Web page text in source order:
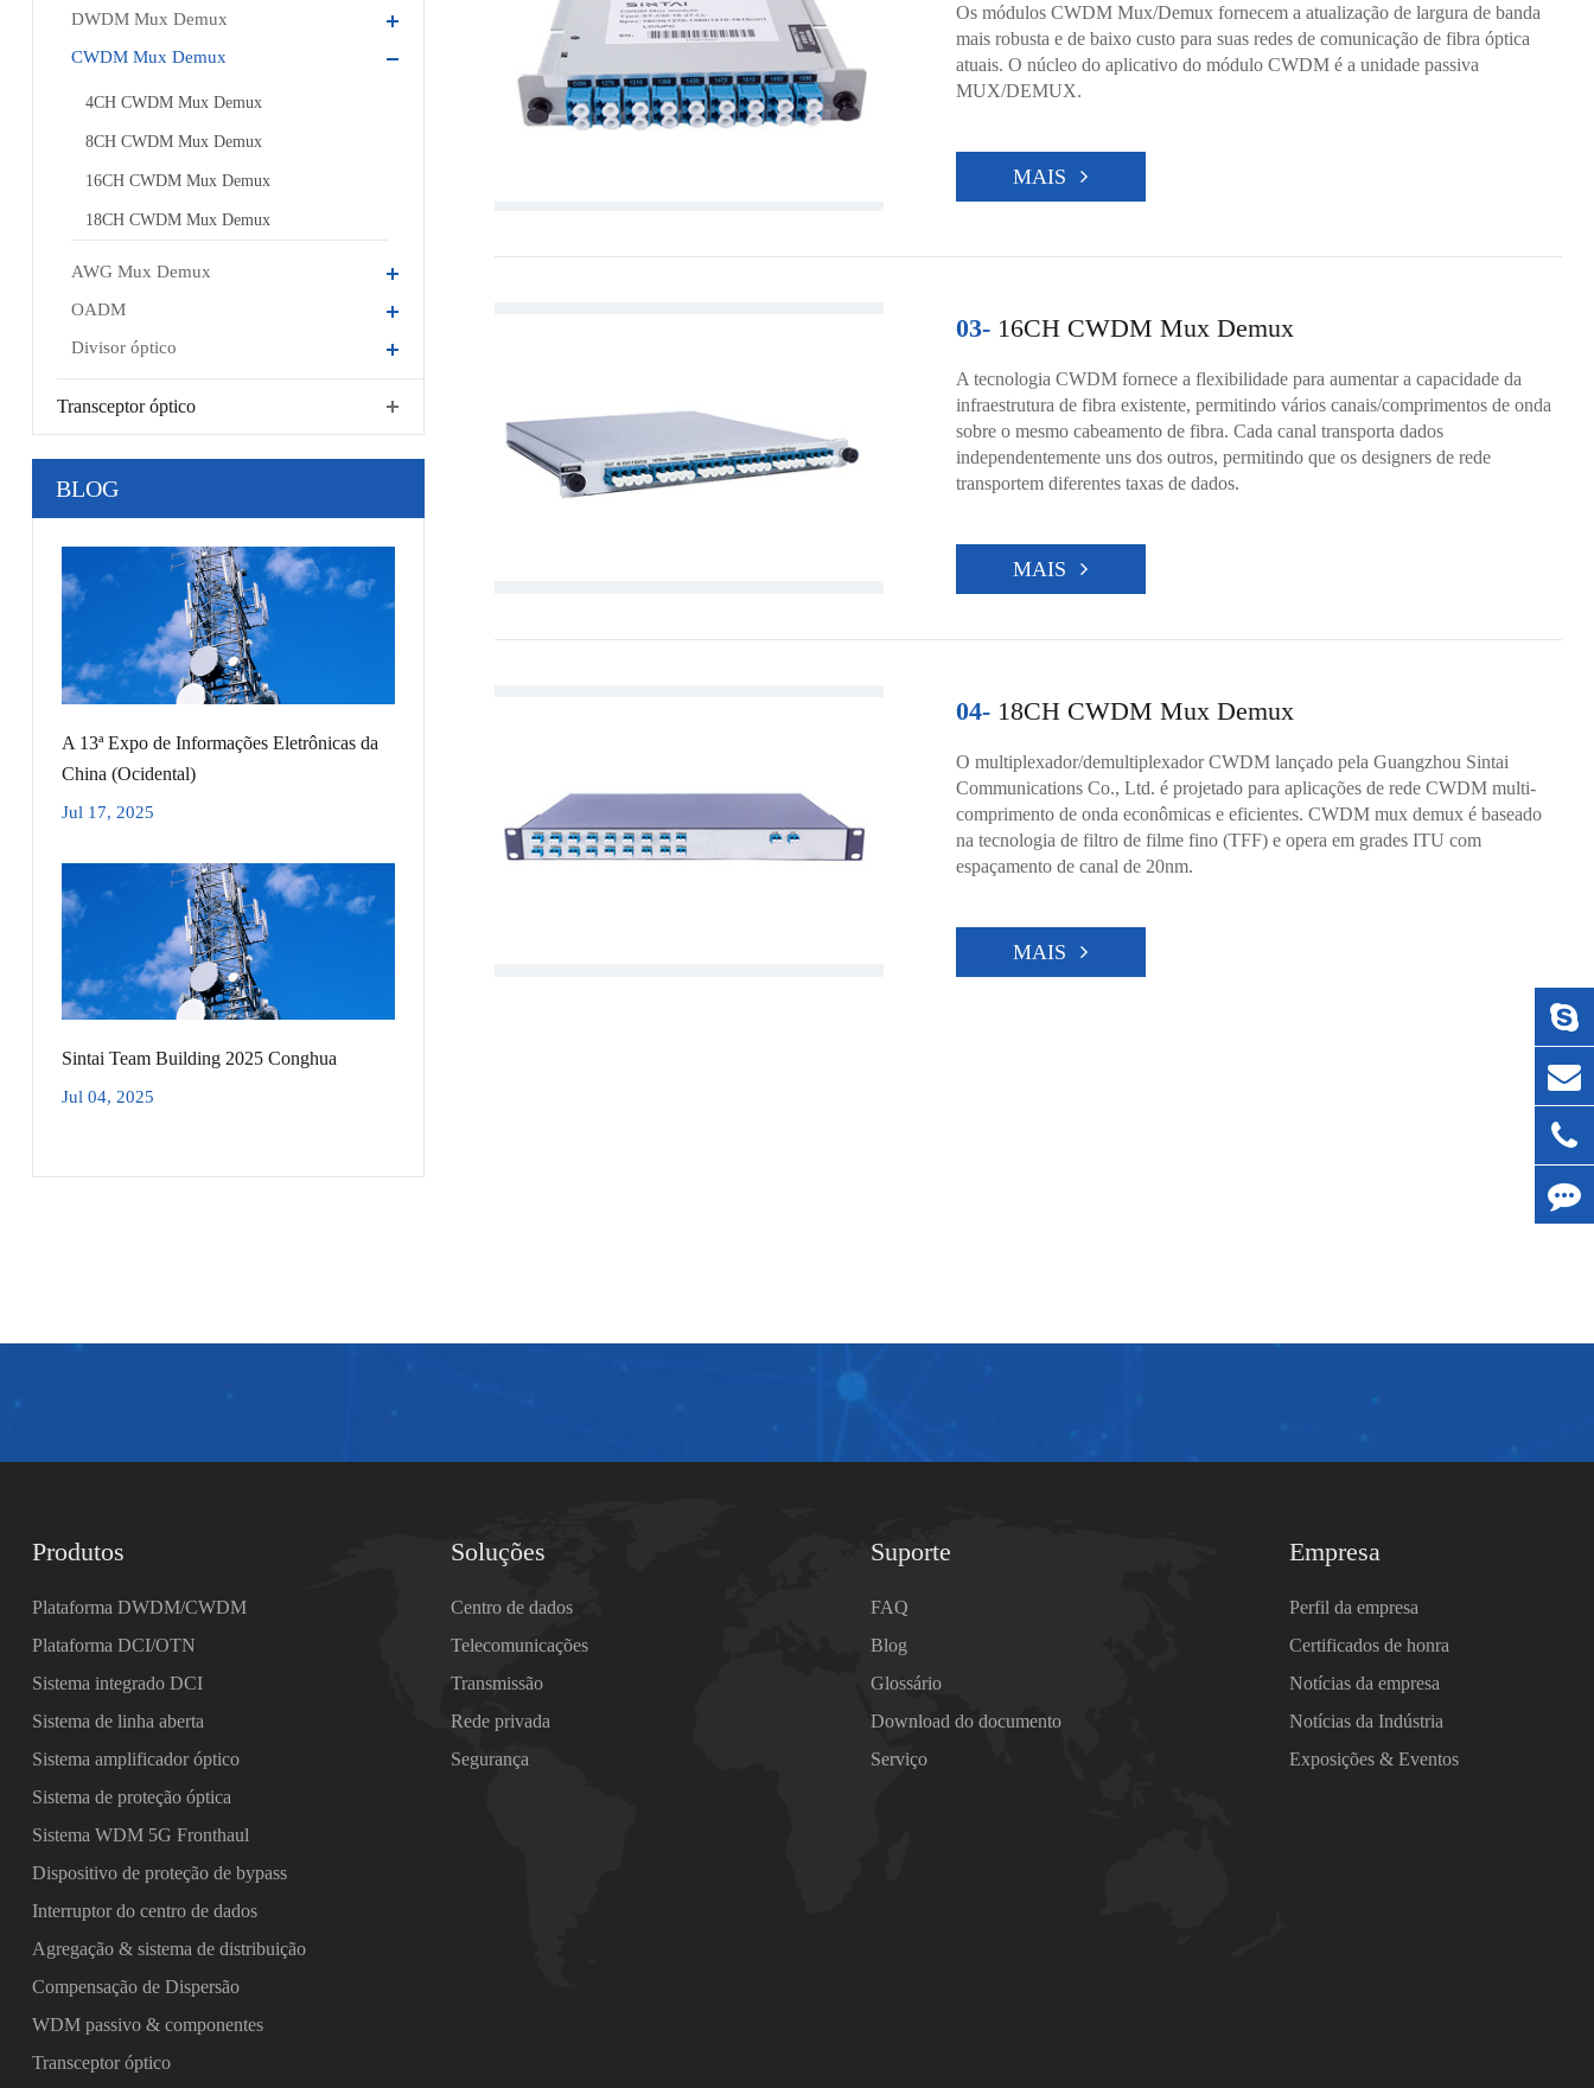
DWDM Mux Demux
CWDM Mux Demux
4CH CWDM Mux Demux
8CH CWDM Mux Demux
16CH CWDM Mux Demux
18CH CWDM Mux Demux
AWG Mux Demux
OADM
Divisor óptico
Transceptor óptico
BLOG
A 13ª Expo de Informações Eletrônicas da
China (Ocidental)
Jul 17, 2025
Sintai Team Building 2025 Conghua
Jul 04, 2025
Os módulos CWDM Mux/Demux fornecem a atualização de largura de banda
mais robusta e de baixo custo para suas redes de comunicação de fibra óptica
atuais. O núcleo do aplicativo do módulo CWDM é a unidade passiva
MUX/DEMUX.
MAIS
03-16CH CWDM Mux Demux
A tecnologia CWDM fornece a flexibilidade para aumentar a capacidade da
infraestrutura de fibra existente, permitindo vários canais/comprimentos de onda
sobre o mesmo cabeamento de fibra. Cada canal transporta dados
independentemente uns dos outros, permitindo que os designers de rede
transportem diferentes taxas de dados.
MAIS
04-18CH CWDM Mux Demux
O multiplexador/demultiplexador CWDM lançado pela Guangzhou Sintai
Communications Co., Ltd. é projetado para aplicações de rede CWDM multi-
comprimento de onda econômicas e eficientes. CWDM mux demux é baseado
na tecnologia de filtro de filme fino (TFF) e opera em grades ITU com
espaçamento de canal de 20nm.
MAIS
Produtos
Plataforma DWDM/CWDM
Plataforma DCI/OTN
Sistema integrado DCI
Sistema de linha aberta
Sistema amplificador óptico
Sistema de proteção óptica
Sistema WDM 5G Fronthaul
Dispositivo de proteção de bypass
Interruptor do centro de dados
Agregação & sistema de distribuição
Compensação de Dispersão
WDM passivo & componentes
Transceptor óptico
Soluções
Centro de dados
Telecomunicações
Transmissão
Rede privada
Segurança
Suporte
FAQ
Blog
Glossário
Download do documento
Serviço
Empresa
Perfil da empresa
Certificados de honra
Notícias da empresa
Notícias da Indústria
Exposições & Eventos